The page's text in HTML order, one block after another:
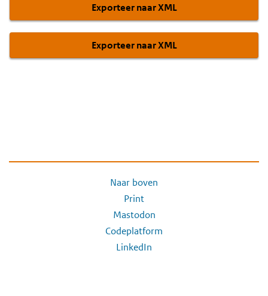
Exporteer naar XML
Exporteer naar XML
Naar boven
Print
Mastodon
Codeplatform
LinkedIn